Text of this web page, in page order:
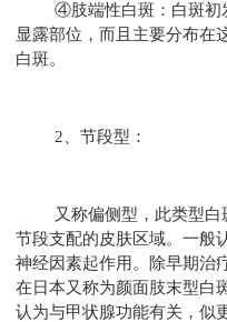
④肢端性白斑：白斑初
显露部位，而且主要分布在
白斑。
2、节段型：
又称偏侧型，此类型
节段支配的皮肤区域。一般
神经因素起作用。除早期治
在日本又称为颜面肢末型白
认为与甲状腺功能有关，似